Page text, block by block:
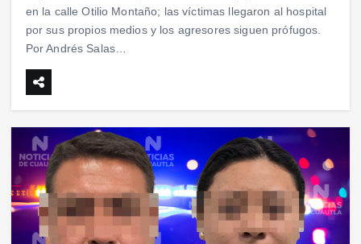
en la calle Otilio Montaño; las víctimas llegaron al hospital
por sus propios medios y los agresores siguen prófugos.
Por Andrés Salas…